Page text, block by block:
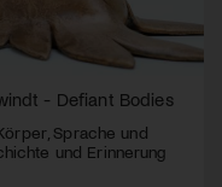
- Defiant Bodies
Sprache und
und Erinnerung